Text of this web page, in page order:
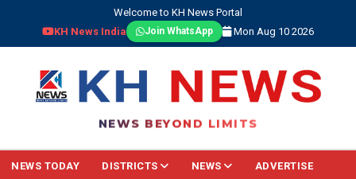
Welcome to KH News Portal
KH News India
Join WhatsApp Mon Aug 10 2026
NEWS BEYOND LIMITS
NEWS TODAY DISTRICTS NEWS ADVERTISE